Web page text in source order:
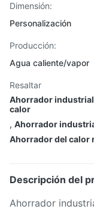
Dimensión:
Personalización
Producción:
Agua caliente/vapor
Resaltar
Ahorrador industrial
calor
, Ahorrador
Ahorrador del calor
Descripción del
Ahorrador